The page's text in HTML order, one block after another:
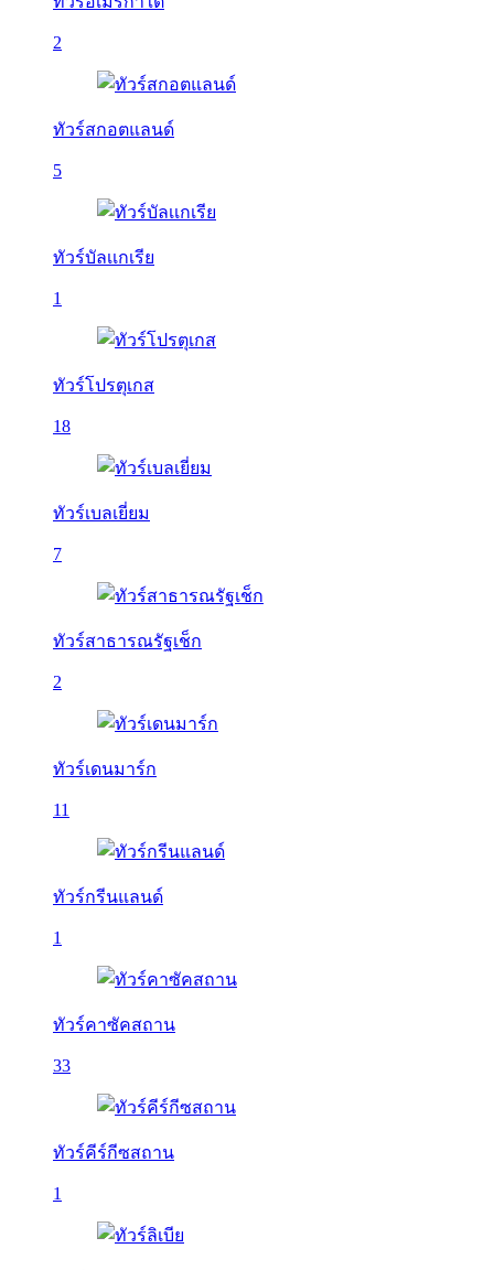
2
ทัวร์สกอตแลนด์
5
ทัวร์บัลเเกเรีย
1
ทัวร์โปรตุเกส
18
ทัวร์เบลเยี่ยม
7
ทัวร์สาธารณรัฐเช็ก
2
ทัวร์เดนมาร์ก
11
ทัวร์กรีนแลนด์
1
ทัวร์คาซัคสถาน
33
ทัวร์คีร์กีซสถาน
1